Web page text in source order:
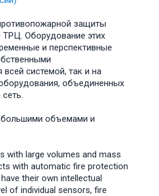
защиты
Оборудование этих
и перспективные
системой, так и на
объединенных
большими объемами и
with large volumes and mass
with automatic fire protection
their own intellectual
of individual sensors, fire